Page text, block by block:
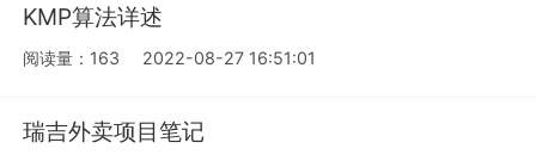
KMP算法详述
阅读量：163 2022-08-27 16:51:01
瑞吉外卖项目笔记